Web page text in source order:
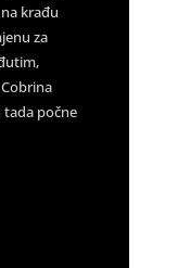
krađu
za
tada počne